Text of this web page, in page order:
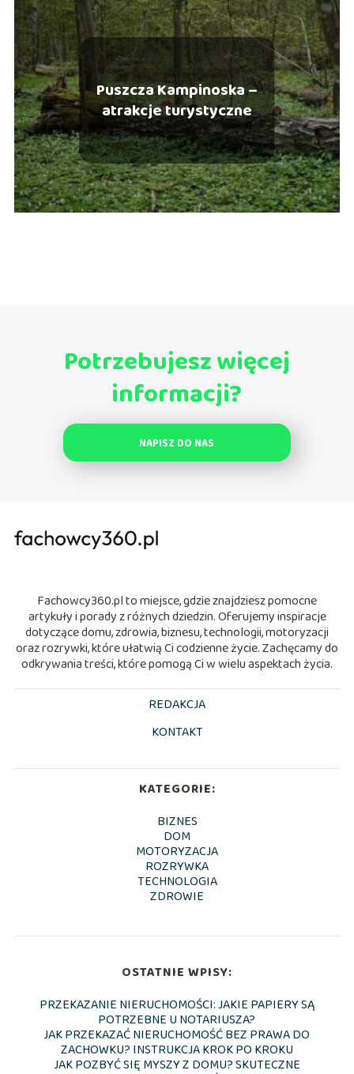
Puszcza Kampinoska –
atrakcje turystyczne
Potrzebujesz więcej
informacji?
NAPISZ DO NAS
Fachowcy360.pl to miejsce, gdzie znajdziesz pomocne
artykuły i porady z różnych dziedzin. Oferujemy inspiracje
dotyczące domu, zdrowia, biznesu, technologii, motoryzacji
oraz rozrywki, które ułatwią Ci codzienne życie. Zachęcamy do
odkrywania treści, które pomogą Ci w wielu aspektach życia.
REDAKCJA
KONTAKT
KATEGORIE:
BIZNES
DOM
MOTORYZACJA
ROZRYWKA
TECHNOLOGIA
ZDROWIE
OSTATNIE WPISY:
PRZEKAZANIE NIERUCHOMOŚCI: JAKIE PAPIERY SĄ
POTRZEBNE U NOTARIUSZA?
JAK PRZEKAZAĆ NIERUCHOMOŚĆ BEZ PRAWA DO
ZACHOWKU? INSTRUKCJA KROK PO KROKU
JAK POZBYĆ SIĘ MYSZY Z DOMU? SKUTECZNE